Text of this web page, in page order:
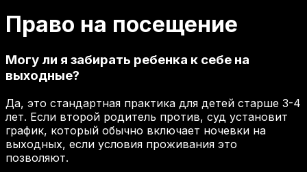
Право на посещение
Могу ли я забирать ребенка к себе на
выходные?
Да, это стандартная практика для детей старше 3-4
лет. Если второй родитель против, суд установит
график, который обычно включает ночевки на
выходных, если условия проживания это
позволяют.